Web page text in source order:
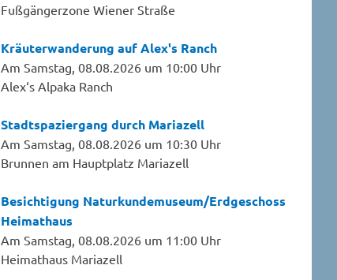
Fußgängerzone Wiener Straße
Kräuterwanderung auf Alex's Ranch
Am Samstag, 08.08.2026 um 10:00 Uhr
Alex‘s Alpaka Ranch
Stadtspaziergang durch Mariazell
Am Samstag, 08.08.2026 um 10:30 Uhr
Brunnen am Hauptplatz Mariazell
Besichtigung Naturkundemuseum/Erdgeschoss
Heimathaus
Am Samstag, 08.08.2026 um 11:00 Uhr
Heimathaus Mariazell